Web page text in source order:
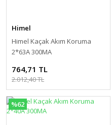
Himel
Himel Kaçak Akım Koruma
2*63A 300MA
764,71 TL
2.012,40 TL
%62